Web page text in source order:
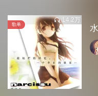
歌单
14.2万